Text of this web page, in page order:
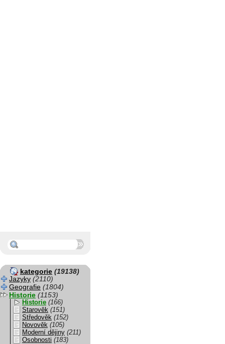
kategorie (19138)
Jazyky (2110)
Geografie (1804)
Historie (1153)
Historie (166)
Starověk (151)
Středověk (152)
Novověk (105)
Moderní dějiny (211)
Osobnosti (183)